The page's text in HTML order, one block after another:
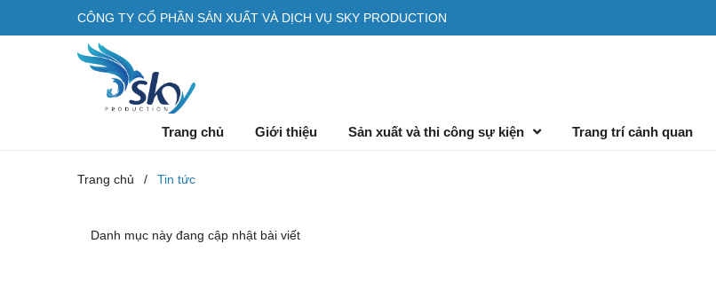
CÔNG TY CỔ PHẦN SẢN XUẤT VÀ DỊCH VỤ SKY PRODUCTION
Trang chủ Giới thiệu Sản xuất và thi công sự kiện Trang trí cảnh quan
Trang chủ / Tin tức
Danh mục này đang cập nhật bài viết